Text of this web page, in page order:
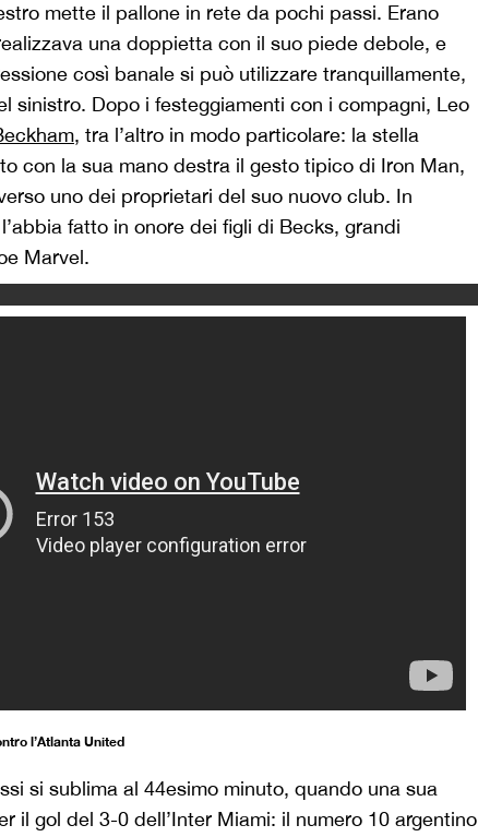
mette il pallone in rete da pochi passi. Erano
una doppietta con il suo piede debole, e
così banale si può utilizzare tranquillamente,
sinistro. Dopo i festeggiamenti con i compagni, Leo
, tra l’altro in modo particolare: la stella
con la sua mano destra il gesto tipico di Iron Man,
uno dei proprietari del suo nuovo club. In
fatto in onore dei figli di Becks, grandi
Marvel.
l’Atlanta United
si sublima al 44esimo minuto, quando una sua
il gol del 3-0 dell’Inter Miami: il numero 10 argentino